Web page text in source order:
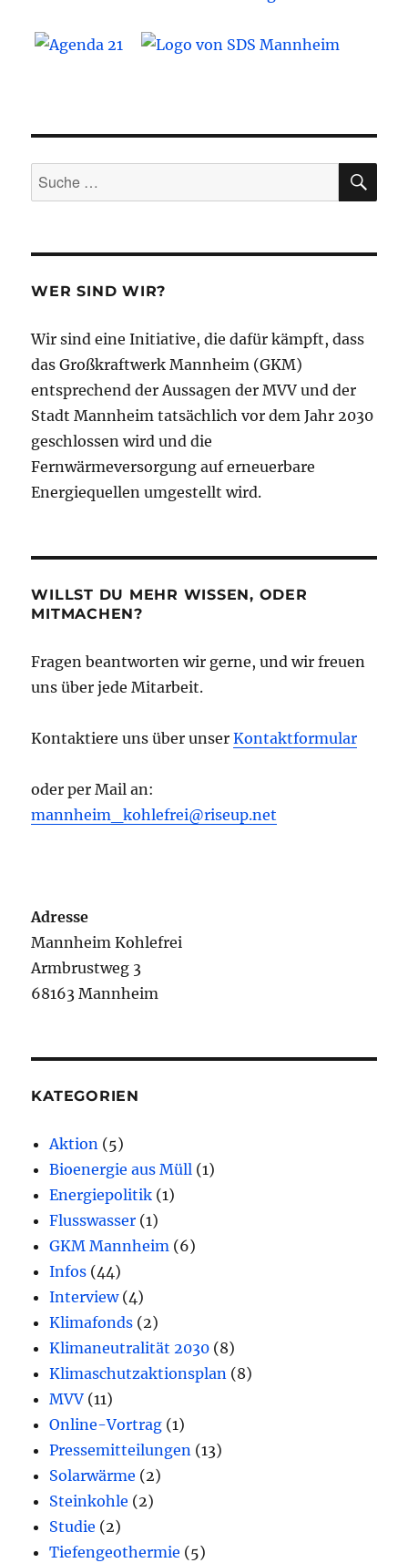
Suche
nach:
WER SIND WIR?
Wir sind eine Initiative, die dafür kämpft, dass
das Großkraftwerk Mannheim (GKM)
entsprechend der Aussagen der MVV und der
Stadt Mannheim tatsächlich vor dem Jahr 2030
geschlossen wird und die
Fernwärmeversorgung auf erneuerbare
Energiequellen umgestellt wird.
WILLST DU MEHR WISSEN, ODER
MITMACHEN?
Fragen beantworten wir gerne, und wir freuen
uns über jede Mitarbeit.
Kontaktiere uns über unserKontaktformular
oder per Mail an:
mannheim_kohlefrei@riseup.net
Adresse
Mannheim Kohlefrei
Armbrustweg 3
68163 Mannheim
KATEGORIEN
Aktion (5)
Bioenergie aus Müll (1)
Energiepolitik (1)
Flusswasser (1)
GKM Mannheim (6)
Infos (44)
Interview(4)
Klimafonds (2)
Klimaneutralität 2030 (8)
Klimaschutzaktionsplan (8)
MVV (11)
Online-Vortrag (1)
Pressemitteilungen (13)
Solarwärme (2)
Steinkohle (2)
Studie (2)
Tiefengeothermie (5)